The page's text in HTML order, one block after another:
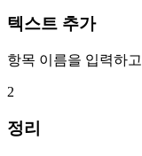
텍스트 추가
항목 이름을 입력하
2
정리